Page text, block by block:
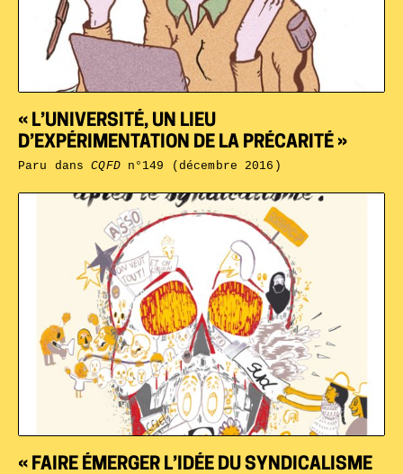
« FAIRE ÉMERGER L’IDÉE DU SYNDICALISME
« L’UNIVERSITÉ, UN LIEU
D’EXPÉRIMENTATION DE LA PRÉCARITÉ »
Paru dansCQFDn°149 (décembre 2016)